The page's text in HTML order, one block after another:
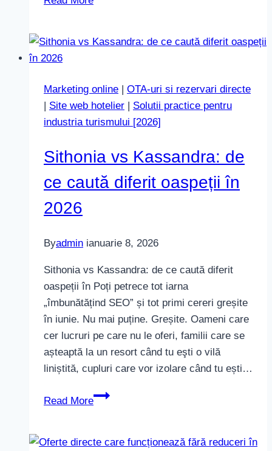
„fură”
caută
hotelul
tău
Marketing online | OTA-uri si rezervari directe
| Site web hotelier | Solutii practice pentru
industria turismului [2026]
Sithonia vs Kassandra: de
ce caută diferit oaspeții în
2026
Byadmin ianuarie 8, 2026
Sithonia vs Kassandra: de ce caută diferit
oaspeții în Poți petrece tot iarna
„îmbunătățind SEO” și tot primi cereri greșite
în iunie. Nu mai puține. Greșite. Oameni care
cer lucruri pe care nu le oferi, familii care se
așteaptă la un resort când tu eşti o vilă
liniștită, cupluri care vor izolare când tu ești…
Read More
Sithonia
de